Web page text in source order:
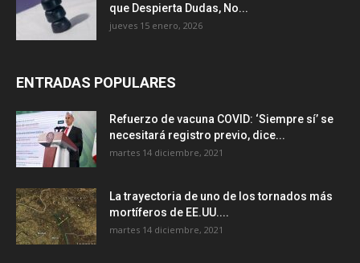
que Despierta Dudas, No...
jueves 15 enero, 2026
ENTRADAS POPULARES
Refuerzo de vacuna COVID: ‘Siempre sí’ se
necesitará registro previo, dice...
martes 14 diciembre, 2021
La trayectoria de uno de los tornados más
mortíferos de EE.UU....
martes 14 diciembre, 2021